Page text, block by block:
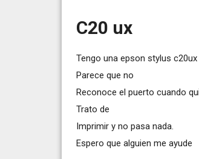
C20 ux
Tengo una epson stylus
Parece que no
Reconoce el puerto cuando
Trato de
Imprimir y no pasa nada.
Espero que alguien me ayude